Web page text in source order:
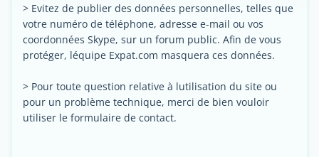
> Evitez de publier des données personnelles, telles que
votre numéro de téléphone, adresse e-mail ou vos
coordonnées Skype, sur un forum public. Afin de vous
protéger, léquipe Expat.com masquera ces données.
> Pour toute question relative à lutilisation du site ou
pour un problème technique, merci de bien vouloir
utiliser le formulaire de contact.